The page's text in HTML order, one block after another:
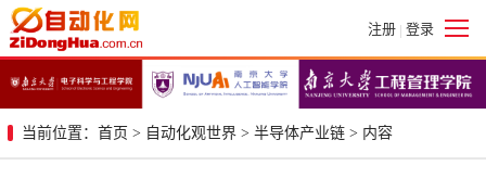
注册 | 登录
当前位置： 首页 > 自动化观世界 > 半导体产业链 > 内容